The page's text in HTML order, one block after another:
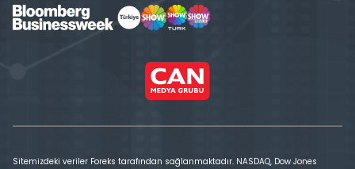
Sitemizdeki veriler Foreks tarafından sağlanmaktadır. NASDAQ, Dow Jones